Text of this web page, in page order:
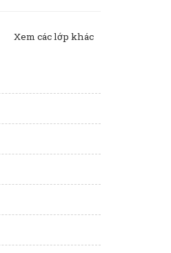
Xem các lớp khác